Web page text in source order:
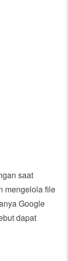
saat
mengelola file
Google
dapat